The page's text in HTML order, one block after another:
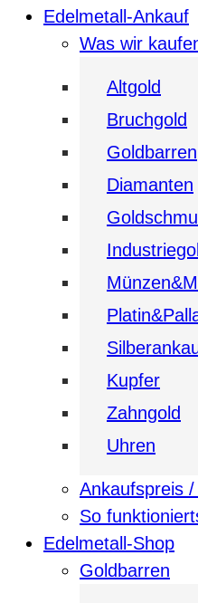
Edelmetall-Ankauf
Was wir
Altgold
Bruchgold
Goldbarren
Diamanten
Kupfer
Zahngold
Uhren
Ankaufspreis
So
Edelmetall-Shop
Goldbarren